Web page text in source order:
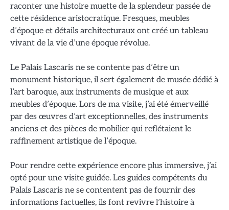
raconter une histoire muette de la splendeur passée de
cette résidence aristocratique. Fresques, meubles
d’époque et détails architecturaux ont créé un tableau
vivant de la vie d’une époque révolue.
Le Palais Lascaris ne se contente pas d’être un
monument historique, il sert également de musée dédié à
l’art baroque, aux instruments de musique et aux
meubles d’époque. Lors de ma visite, j’ai été émerveillé
par des œuvres d’art exceptionnelles, des instruments
anciens et des pièces de mobilier qui reflétaient le
raffinement artistique de l’époque.
Pour rendre cette expérience encore plus immersive, j’ai
opté pour une visite guidée. Les guides compétents du
Palais Lascaris ne se contentent pas de fournir des
informations factuelles, ils font revivre l’histoire à